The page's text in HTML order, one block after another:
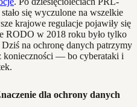
się wyczulone na wszelkie
krajowe regulacje pojawiły się
RODO w 2018 roku było tylko
na ochronę danych patrzymy
konieczności — bo cyberataki i
dla ochrony danych